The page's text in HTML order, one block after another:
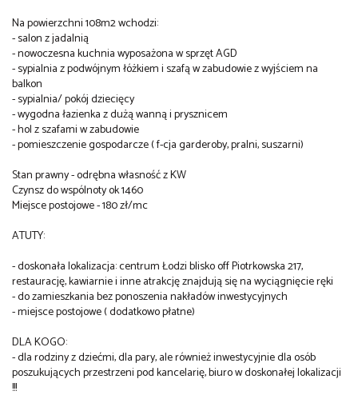
Na powierzchni 108m2 wchodzi:
- salon z jadalnią
- nowoczesna kuchnia wyposażona w sprzęt AGD
- sypialnia z podwójnym łóżkiem i szafą w zabudowie z wyjściem na
balkon
- sypialnia/ pokój dziecięcy
- wygodna łazienka z dużą wanną i prysznicem
- hol z szafami w zabudowie
- pomieszczenie gospodarcze ( f-cja garderoby, pralni, suszarni)
Stan prawny - odrębna własność z KW
Czynsz do wspólnoty ok 1460
Miejsce postojowe - 180 zł/mc
ATUTY:
- doskonała lokalizacja: centrum Łodzi blisko off Piotrkowska 217,
restaurację, kawiarnie i inne atrakcję znajdują się na wyciągnięcie ręki
- do zamieszkania bez ponoszenia nakładów inwestycyjnych
- miejsce postojowe ( dodatkowo płatne)
DLA KOGO:
- dla rodziny z dziećmi, dla pary, ale również inwestycyjnie dla osób
poszukujących przestrzeni pod kancelarię, biuro w doskonałej lokalizacji
!!!